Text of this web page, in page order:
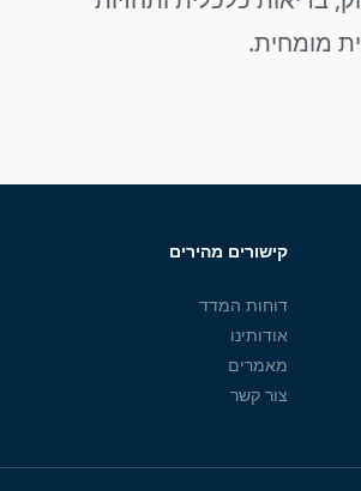
מומחית.
קישורים מהירים
דוחות המדד
אודותינו
מאמרים
צור קשר